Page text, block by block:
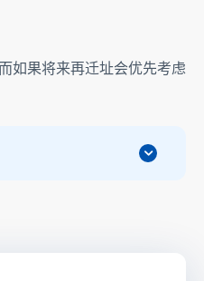
如果将来再迁址会优先考虑